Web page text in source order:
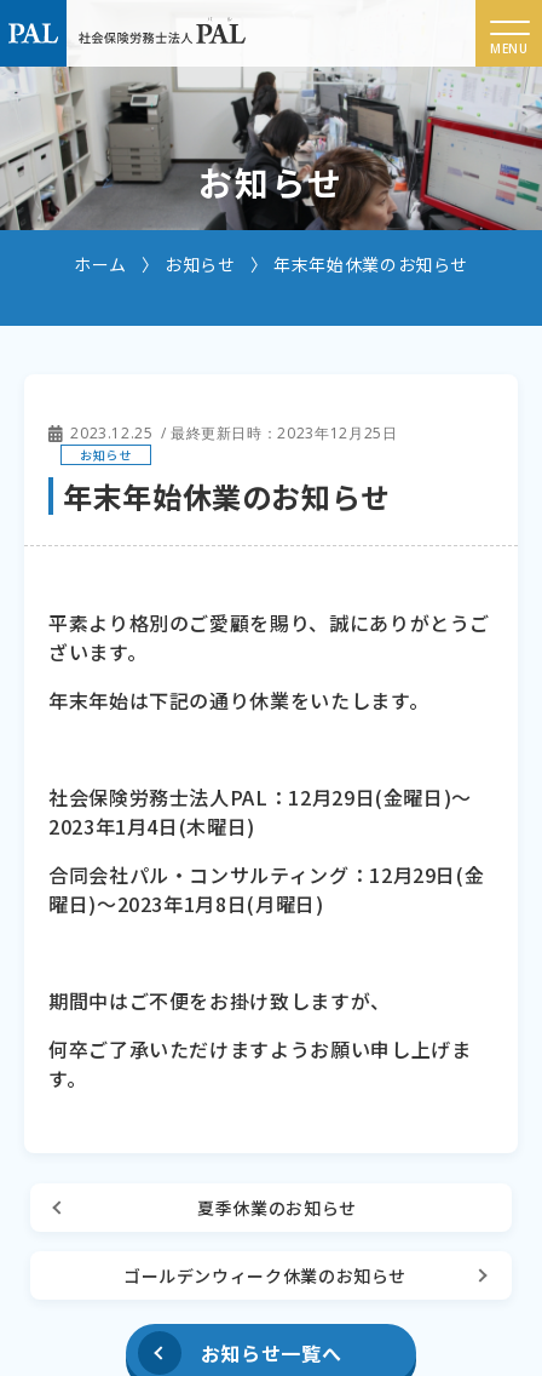
お知らせ
ホーム お知らせ 年末年始休業のお知らせ
2023.12.25 / 最終更新日時：2023年12月25日
お知らせ
年末年始休業のお知らせ
平素より格別のご愛顧を賜り、誠にありがとうご
ざいます。
年末年始は下記の通り休業をいたします。
社会保険労務士法人PAL：12月29日(金曜日)～
2023年1月4日(木曜日)
合同会社パル・コンサルティング：12月29日(金
曜日)～2023年1月8日(月曜日)
期間中はご不便をお掛け致しますが、
何卒ご了承いただけますようお願い申し上げま
す。
夏季休業のお知らせ
ゴールデンウィーク休業のお知らせ
お知らせ一覧へ